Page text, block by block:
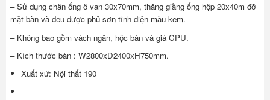
– Sử dụng chân ống ô van 30x70mm, thăng giằng ống hộp 20x40m đỡ
mặt bàn và đều được phủ sơn tĩnh điện màu kem.
– Không bao gồm vách ngăn, hộc bàn và giá CPU.
– Kích thước bàn : W2800xD2400xH750mm.
Xuất xứ: Nội thất 190